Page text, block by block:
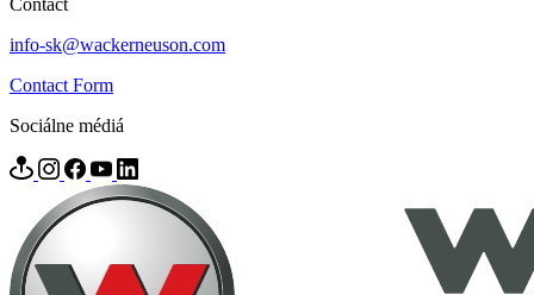
info-sk@wackerneuson.com
Contact Form
Sociálne médiá